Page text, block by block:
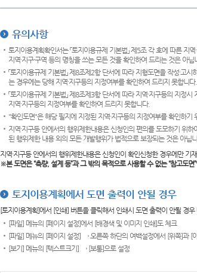
유의사항
토지이용계획확인서는 「토지이용규제 기본법」 제5조 각 호에 따른
지역·지구·구역 등의 명칭을 쓰는 모든 것을 확인하여 드리는 것은 아닙
「토지이용규제 기본법」 제8조제2항 단서에 따라 지형도면을 작성·
는 경우에는 당해 지역·지구등의 지정여부를 확인하여 드리지 못합니다.
「토지이용규제 기본법」 제8조제3항 단서에 따라 지역·지구등의 지정
지역·지구등의 지정여부를 확인하여 드리지 못합니다.
"확인도면"은 해당 필지에 지정된 지역·지구등의 지정여부를 확인하
지역·지구등 안에서의 행위제한내용은 신청인의 편의를 도모하기 위
된 행위제한 내용 외의 모든 개발행위가 법적으로 보장되는 것은 아닙
지역·지구등 안에서의 행위제한내용은 신청인이 확인신청한 경우에만
※본 도면은“측량, 설계 등”과 그 밖의 목적으로 사용할 수 없는 “참고도면
토지이용계획에서 도면 출력이 안될 경우
[토지이용계획]에서 [인쇄] 버튼을 클릭해서 인쇄시 도면 출력이 안될 경
[파일] 메뉴의 [페이지 설정]에서 [배경색 및 이미지 인쇄]도 체크
[파일] 메뉴의 [페이지 설정] → 오른쪽 하단의 여백설정에서 [위쪽]과 [
[보기] 메뉴의 [텍스트크기] → [보통]으로 설정